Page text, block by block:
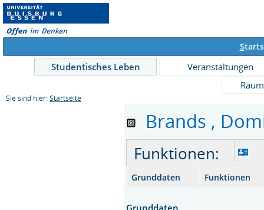
S
Studentisches Leben
Veranstaltungen
Sie sind hier: Startseite
Brands ,
Funktionen:
Grunddaten Funktionen
Grunddaten